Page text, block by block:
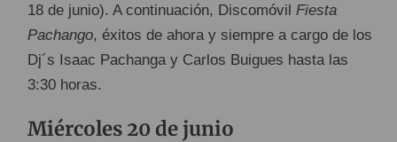
18 de junio). A continuación, Discomóvil Fiesta
Pachango, éxitos de ahora y siempre a cargo de los
Dj´s Isaac Pachanga y Carlos Buigues hasta las
3:30 horas.
Miércoles 20 de junio